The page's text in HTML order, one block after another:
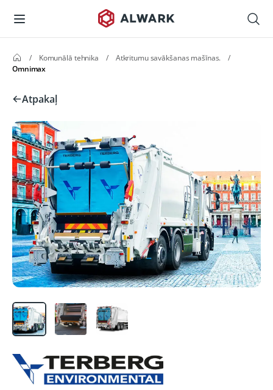
/ Komunālā tehnika / Atkritumu savākšanas mašīnas.
/
Omnimax
Atpakaļ